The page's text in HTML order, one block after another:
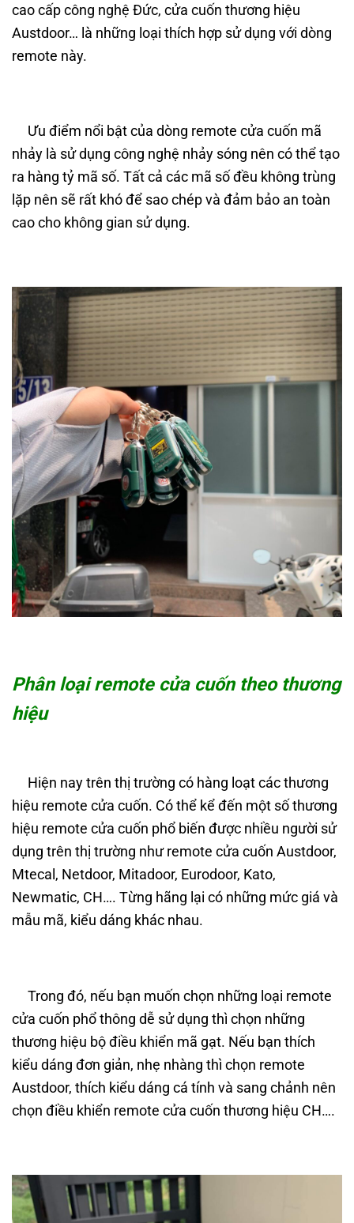
cao cấp công nghệ Đức, cửa cuốn thương hiệu
Austdoor… là những loại thích hợp sử dụng với dòng
remote này.
Ưu điểm nổi bật của dòng remote cửa cuốn mã
nhảy là sử dụng công nghệ nhảy sóng nên có thể tạo
ra hàng tỷ mã số. Tất cả các mã số đều không trùng
lặp nên sẽ rất khó để sao chép và đảm bảo an toàn
cao cho không gian sử dụng.
Phân loại remote cửa cuốn theo thương
hiệu
Hiện nay trên thị trường có hàng loạt các thương
hiệu remote cửa cuốn. Có thể kể đến một số thương
hiệu remote cửa cuốn phổ biến được nhiều người sử
dụng trên thị trường như remote cửa cuốn Austdoor,
Mtecal, Netdoor, Mitadoor, Eurodoor, Kato,
Newmatic, CH…. Từng hãng lại có những mức giá và
mẫu mã, kiểu dáng khác nhau.
Trong đó, nếu bạn muốn chọn những loại remote
cửa cuốn phổ thông dễ sử dụng thì chọn những
thương hiệu bộ điều khiển mã gạt. Nếu bạn thích
kiểu dáng đơn giản, nhẹ nhàng thì chọn remote
Austdoor, thích kiểu dáng cá tính và sang chảnh nên
chọn điều khiển remote cửa cuốn thương hiệu CH….